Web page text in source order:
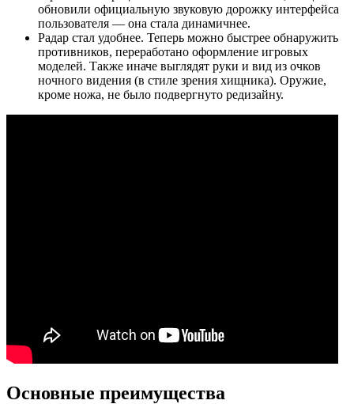
обновили официальную звуковую дорожку интерфейса
пользователя — она стала динамичнее.
Радар стал удобнее. Теперь можно быстрее обнаружить
противников, переработано оформление игровых
моделей. Также иначе выглядят руки и вид из очков
ночного видения (в стиле зрения хищника). Оружие,
кроме ножа, не было подвергнуто редизайну.
Основные преимущества